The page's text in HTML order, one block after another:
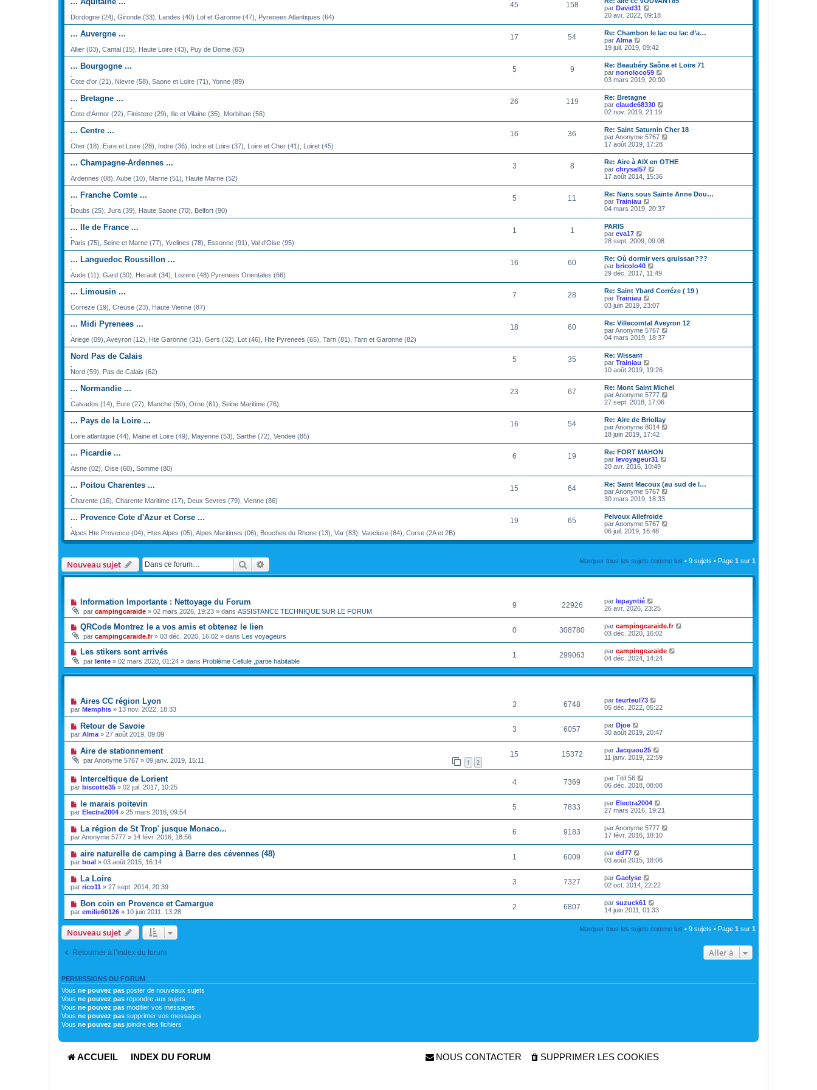
e
r
n
r
m
e
a
Dordogne (24), Gironde (33), Landes (40) Lot et Garonne (47), Pyrenees Atlantiques (64)
45 158
par David31
o
r
l
e
d
e
r
n
i
e
m
e
s
s
a
g
e
20 avr. 2022, 09:18
... Auvergne ...
Allier (03), Cantal (15), Haute Loire (43), Puy de Dome (63)
17 54
Re: Chambon le lac ou lac d’a…
par Alma
o
l
e
d
e
r
n
i
e
r
m
e
s
s
a
g
e
19 juil. 2019, 09:42
... Bourgogne ...
Cote d'or (21), Nievre (58), Saone et Loire (71), Yonne (89)
5 9
Re: Beaubéry Saône et Loire 71
par nonoloco59
o
e
e
r
n
e
r
m
s
a
e
03 mars 2019, 20:00
... Bretagne ...
Cote d'Armor (22), Finistere (29), Ille et Vilaine (35), Morbihan (56)
26 119
Re: Bretagne
par claude68330
r
l
e
e
r
e
r
m
e
s
e
02 nov. 2019, 21:19
... Centre ...
Cher (18), Eure et Loire (28), Indre (36), Indre et Loire (37), Loire et Cher (41), Loiret (45)
16 36
Re: Saint Saturnin Cher 18
parAnonyme 5767
r
l
e
r
e
s
a
17 août 2019, 17:28
... Champagne-Ardennes ...
Ardennes (08), Aube (10), Marne (51), Haute Marne (52)
3 8
Re: Aire à AIX en OTHE
par chrysal57
o
r
l
e
d
e
i
e
r
m
e
s
s
a
e
17 août 2014, 15:36
... Franche Comte ...
Doubs (25), Jura (39), Haute Saone (70), Belfort (90)
5 11
Re: Nans sous Sainte Anne Dou…
par Trainiau
o
e
d
e
r
n
i
e
r
m
e
s
s
a
g
e
04 mars 2019, 20:37
... Ile de France ...
Paris (75), Seine et Marne (77), Yvelines (78), Essonne (91), Val d'Oise (95)
1 1
PARIS
par eva17
o
l
e
d
e
r
n
i
e
r
m
e
s
s
g
e
28 sept. 2009, 09:08
... Languedoc Roussillon ...
Aude (11), Gard (30), Herault (34), Lozere (48) Pyrenees Orientales (66)
16 60
Re: Où dormir vers gruissan???
par bricolo40
o
r
e
d
e
r
n
i
e
e
s
s
a
g
e
29 déc. 2017, 11:49
... Limousin ...
Correze (19), Creuse (23), Haute Vienne (87)
7 28
Re: Saint Ybard Corréze ( 19 )
par Trainiau
o
r
l
e
d
e
i
e
r
m
e
s
s
a
g
e
03 juin 2019, 23:07
... Midi Pyrenees ...
Ariege (09), Aveyron (12), Hte Garonne (31), Gers (32), Lot (46), Hte Pyrenees (65), Tarn (81), Tarn et Garonne (82)
18 60
Re: Villecomtal Aveyron 12
parAnonyme 5767
e
r
e
s
04 mars 2019, 18:37
Nord Pas de Calais
Nord (59), Pas de Calais (62)
5 35
Re: Wissant
par Trainiau
o
l
e
d
e
r
n
i
e
r
m
e
s
s
a
g
e
10 août 2019, 19:26
... Normandie ...
Calvados (14), Eure (27), Manche (50), Orne (61), Seine Maritime (76)
23 67
Re: Mont Saint Michel
parAnonyme 5777
e
e
r
m
s
27 sept. 2018, 17:06
... Pays de la Loire ...
Loire atlantique (44), Maine et Loire (49), Mayenne (53), Sarthe (72), Vendee (85)
16 54
Re: Aire de Briollay
parAnonyme 8014
e
r
e
s
e
18 juin 2019, 17:42
... Picardie ...
Aisne (02), Oise (60), Somme (80)
6 19
Re: FORT MAHON
par levoyageur31
l
e
e
n
e
r
e
s
20 avr. 2016, 10:49
... Poitou Charentes ...
Charente (16), Charente Maritime (17), Deux Sevres (79), Vienne (86)
15 64
Re: Saint Macoux (au sud de l…
parAnonyme 5767
e
i
r
g
e
30 mars 2019, 18:33
... Provence Cote d'Azur et Corse ...
Alpes Hte Provence (04), Htes Alpes (05), Alpes Maritimes (06), Bouches du Rhone (13), Var (83), Vaucluse (84), Corse (2A et 2B)
19 65
Pelvoux Ailefroide
parAnonyme 5767
r
e
e
m
e
a
g
06 juil. 2019, 16:48
Nouveau sujet Rechercher Marquer tous les sujets comme lus • 9 sujets • Page 1 sur 1
Information Importante : Nettoyage du Forum
par campingcaraide » 02 mars 2026, 19:23 » dans ASSISTANCE TECHNIQUE SUR LE FORUM
9 22926 par lepayntié
26 avr. 2026, 23:25
QRCode Montrez le a vos amis et obtenez le lien
par campingcaraide.fr» 03 déc. 2020, 16:02 » dans Les voyageurs
0 308780 par campingcaraide.fr
03 déc. 2020, 16:02
Les stikers sont arrivés
par lerite » 02 mars 2020, 01:24 » dans Problème Cellule ,partie habitable
1 299063 par campingcaraide
04 déc. 2024, 14:24
Aires CC région Lyon
par Memphis » 13 nov. 2022, 18:33
3 6748 par teurteul73
05 déc. 2022, 05:22
Retour de Savoie
par Alma » 27 août 2019, 09:09
3 6057 par Djoe
30 août 2019, 20:47
Aire de stationnement
parAnonyme 5767 » 09 janv. 2019, 15:11 1 2
15 15372 par Jacquou25
11 janv. 2019, 22:59
Interceltique de Lorient
par biscotte35 » 02 juil. 2017, 10:25
4 7369 par Titif 56
06 déc. 2018, 08:08
le marais poitevin
par Electra2004 » 25 mars 2016, 09:54
5 7833 par Electra2004
27 mars 2016, 19:21
La région de St Trop' jusque Monaco...
parAnonyme 5777 » 14 févr. 2016, 18:56
6 9183 parAnonyme 5777
17 févr. 2016, 18:10
aire naturelle de camping à Barre des cévennes (48)
par boal » 03 août 2015, 16:14
1 6009 par dd77
03 août 2015, 18:06
La Loire
par rico11 » 27 sept. 2014, 20:39
3 7327 par Gaelyse
02 oct. 2014, 22:22
Bon coin en Provence et Camargue
par emilie60126 » 10 juin 2011, 13:28
2 6807 par suzuck61
14 juin 2011, 01:33
Nouveau sujet Marquer tous les sujets comme lus • 9 sujets • Page 1 sur 1
Retourner à l’index du forum Aller à
PERMISSIONS DU FORUM
Vous ne pouvez pas poster de nouveaux sujets
Vous ne pouvez pas répondre aux sujets
Vous ne pouvez pas modifier vos messages
Vous ne pouvez pas supprimer vos messages
Vous ne pouvez pas joindre des fichiers
ACCUEIL INDEX DU FORUM SUPPRIMER LES COOKIES
NOUS CONTACTER